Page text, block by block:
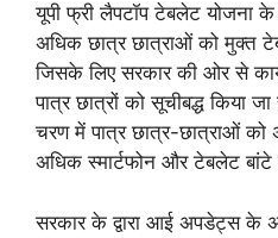
यूपी फ्री लैपटॉप टेबलेट योजना
अधिक छात्र छात्राओं को मुक्त
जिसके लिए सरकार की ओर से
पात्र छात्रों को सूचीबद्ध किया
चरण में पात्र छात्र-छात्राओं
अधिक स्मार्टफोन और टेबलेट
सरकार के द्वारा आई अपडेट्स के